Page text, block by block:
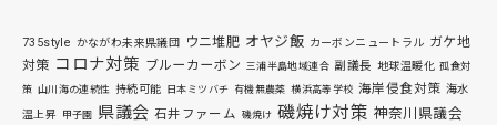
735style かながわ未来県議団 ウニ堆肥 オヤジ飯 カーボンニュートラル ガケ地
対策 コロナ対策 ブルーカーボン 三浦半島地域連合 副議長 地球温暖化 孤食対
策 山川海の連続性 持続可能 日本ミツバチ 有機無農薬 横浜高等学校 海岸侵食対策 海水
温上昇 甲子園 県議会 石井ファーム 磯焼け 磯焼け対策 神奈川県議会